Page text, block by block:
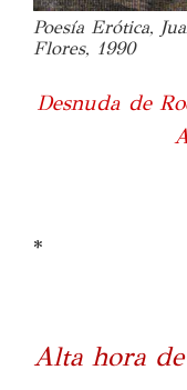
Poesía Erótica,
Flores, 1990
Desnuda de
*
Alta hora